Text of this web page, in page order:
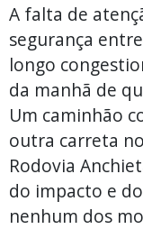
A falta de
segurança
longo
da manhã de
Um caminhão
outra carreta
Rodovia
do impacto e
nenhum dos